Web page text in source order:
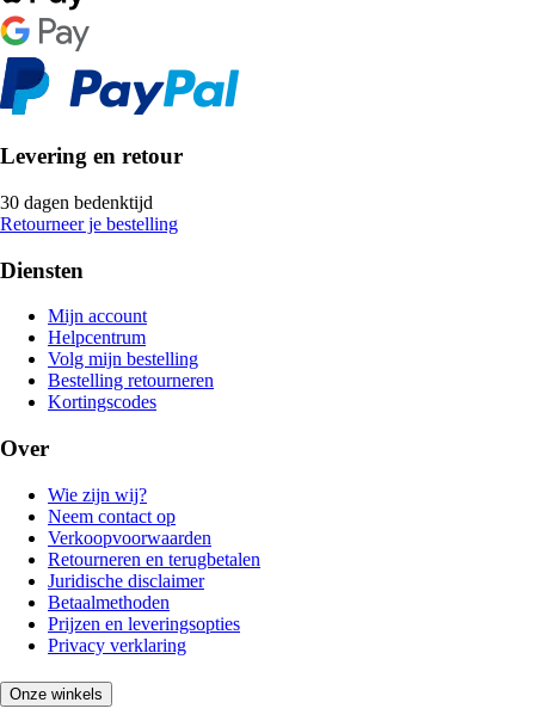
Levering en retour
30 dagen bedenktijd
Retourneer je bestelling
Diensten
Mijn account
Helpcentrum
Volg mijn bestelling
Bestelling retourneren
Kortingscodes
Over
Wie zijn wij?
Neem contact op
Verkoopvoorwaarden
Retourneren en terugbetalen
Juridische disclaimer
Betaalmethoden
Prijzen en leveringsopties
Privacy verklaring
Onze winkels